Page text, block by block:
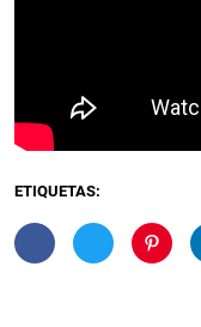
ETIQUETAS: